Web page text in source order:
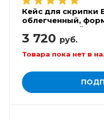
Кейс для скрипки
облегченный,
суперпрочный
3 720 руб.
Товара пока нет в